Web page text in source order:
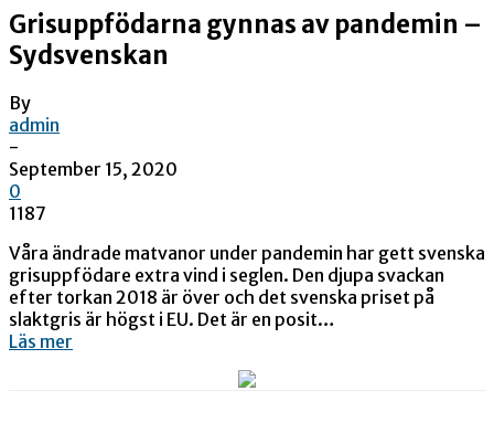
Grisuppfödarna gynnas av pandemin –
Sydsvenskan
By
admin
-
September 15, 2020
0
1187
Våra ändrade matvanor under pandemin har gett svenska
grisuppfödare extra vind i seglen. Den djupa svackan
efter torkan 2018 är över och det svenska priset på
slaktgris är högst i EU. Det är en posit…
Läs mer